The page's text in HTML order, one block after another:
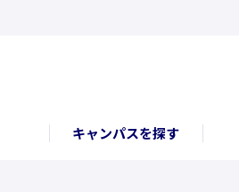
キャンパスを探す